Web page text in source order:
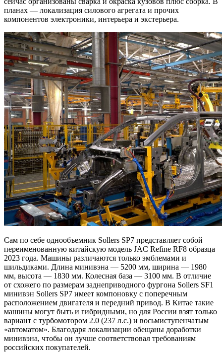
планах — локализация силового агрегата и прочих
компонентов электроники, интерьера и экстерьера.
Сам по себе однообъемник Sollers SP7 представляет собой
переименованную китайскую модель JAC Refine RF8 образца
2023 года. Машины различаются только эмблемами и
шильдиками. Длина минивэна — 5200 мм, ширина — 1980
мм, высота — 1830 мм. Колесная база — 3100 мм. В отличие
от схожего по размерам заднеприводного фургона Sollers SF1
минивэн Sollers SP7 имеет компоновку с поперечным
расположением двигателя и передний привод. В Китае такие
машины могут быть и гибридными, но для России взят только
вариант с турбомотором 2.0 (237 л.с.) и восьмиступенчатым
«автоматом». Благодаря локализации обещаны доработки
минивэна, чтобы он лучше соответствовал требованиям
российских покупателей.